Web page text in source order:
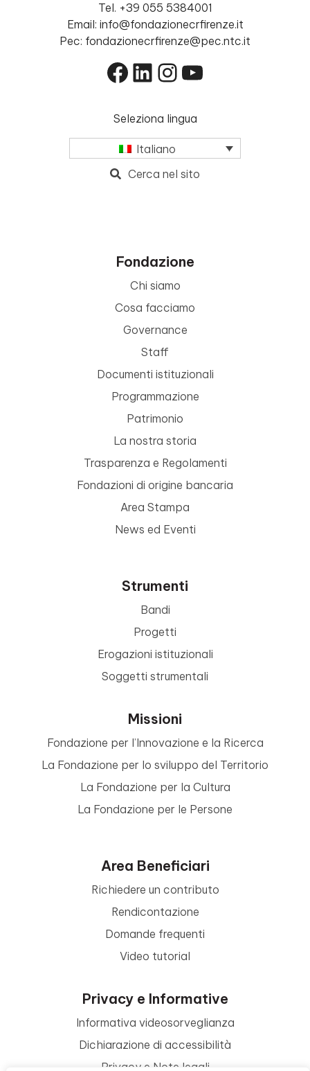
Tel. +39 055 5384001
Email: info@fondazionecrfirenze.it
Pec: fondazionecrfirenze@pec.ntc.it
Facebook
LinkedIn
Instagram
YouTube
Seleziona lingua
Italiano
Cerca nel sito
Fondazione
Chi siamo
Cosa facciamo
Governance
Staff
Documenti istituzionali
Programmazione
Patrimonio
La nostra storia
Trasparenza e Regolamenti
Fondazioni di origine bancaria
Area Stampa
News ed Eventi
Strumenti
Bandi
Progetti
Erogazioni istituzionali
Soggetti strumentali
Missioni
Fondazione per l’Innovazione e la Ricerca
La Fondazione per lo sviluppo del Territorio
La Fondazione per la Cultura
La Fondazione per le Persone
Area Beneficiari
Richiedere un contributo
Rendicontazione
Domande frequenti
Video tutorial
Privacy e Informative
Informativa videosorveglianza
Dichiarazione di accessibilità
Privacy e Note legali